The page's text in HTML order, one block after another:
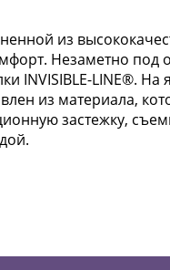
из
Незаметно
INVISIBLE-LINE®.
из материала,
застежку,